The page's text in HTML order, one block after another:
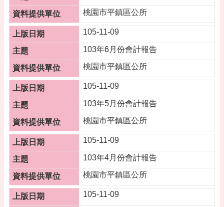
全
政
策
桃園市平鎮區公所
105-11-09
103年6月份會計報告
桃園市平鎮區公所
105-11-09
103年5月份會計報告
桃園市平鎮區公所
105-11-09
103年4月份會計報告
桃園市平鎮區公所
105-11-09